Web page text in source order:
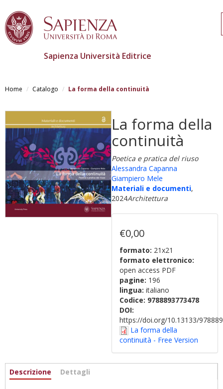
contenuto
Sapienza Università Editrice
Home Catalogo La forma della continuità
La forma della
continuità
Poetica e pratica del riuso
Alessandra Capanna
Giampiero Mele
Materiali e documenti,
2024Architettura
€0,00
formato: 21x21
formato elettronico:
open access PDF
pagine: 196
lingua: italiano
Codice: 9788893773478
DOI:
https://doi.org/10.13133/
La forma della
continuità - Free Version
Informazioni
Descrizione (scheda
Dettagli